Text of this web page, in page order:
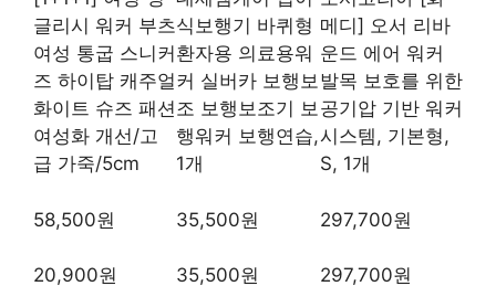
글리시 워커 부츠
여성 통굽 스니커
즈 하이탑 캐주얼
화이트 슈즈 패션
여성화 개선/고
급 가죽/5cm
58,500원
20,900원
식보행기 바퀴형
환자용 의료용워
커 실버카 보행보
조 보행보조기 보
행워커 보행연습,
1개
35,500원
35,500원
메디] 오서 리바
운드 에어 워커
발목 보호를 위한
공기압 기반 워커
시스템, 기본형,
S, 1개
297,700원
297,700원